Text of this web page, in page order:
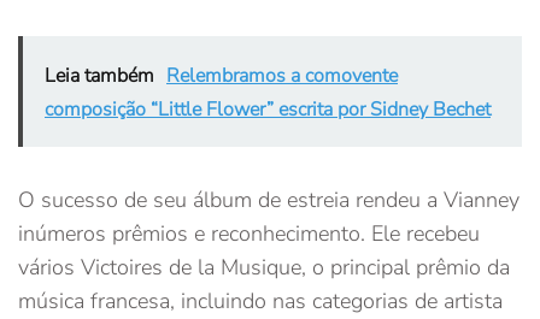
Leia também Relembramos a comovente
composição “Little Flower” escrita por Sidney Bechet
O sucesso de seu álbum de estreia rendeu a Vianney
inúmeros prêmios e reconhecimento. Ele recebeu
vários Victoires de la Musique, o principal prêmio da
música francesa, incluindo nas categorias de artista